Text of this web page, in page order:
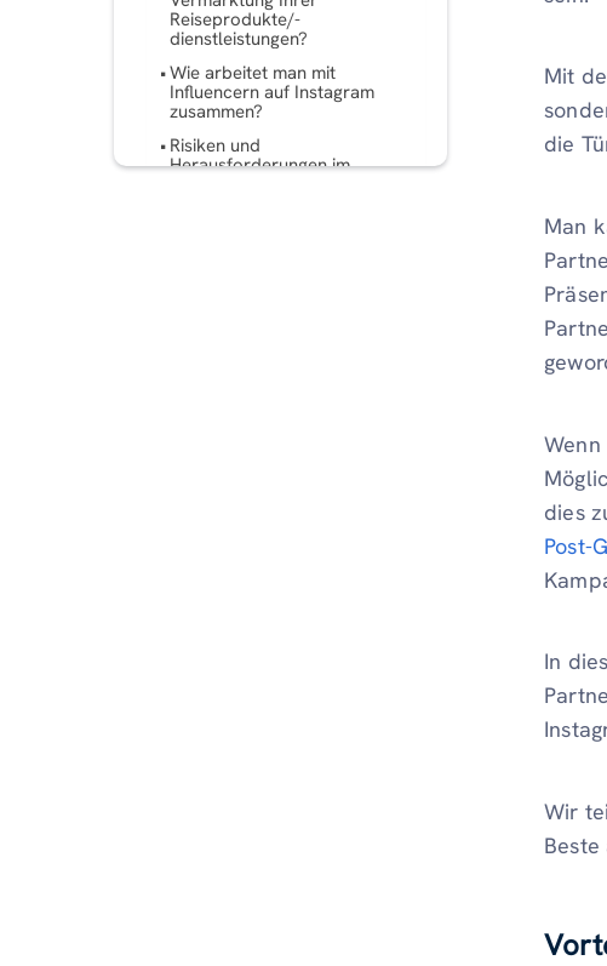
Reiseprodukte/-
dienstleistungen?
Wie arbeitet man mit
Influencern auf Instagram
zusammen?
Risiken und
Herausforderungen im
Mit
die
Man
dies
Post-
In
Wir